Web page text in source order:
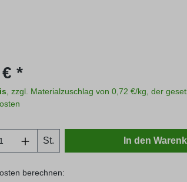
*
, zzgl. Materialzuschlag von 0,72 €/kg, der
Anzahl: Gib den
St. In den
berechnen: